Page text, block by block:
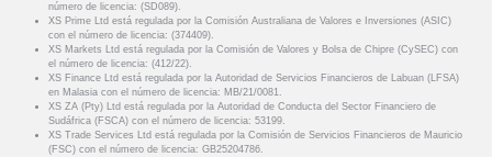
número de licencia: (SD089).
XS Prime Ltd está regulada por la Comisión Australiana de Valores e Inversiones (ASIC)
con el número de licencia: (374409).
XS Markets Ltd está regulada por la Comisión de Valores y Bolsa de Chipre (CySEC) con
el número de licencia: (412/22).
XS Finance Ltd está regulada por la Autoridad de Servicios Financieros de Labuan (LFSA)
en Malasia con el número de licencia: MB/21/0081.
XS ZA (Pty) Ltd está regulada por la Autoridad de Conducta del Sector Financiero de
Sudáfrica (FSCA) con el número de licencia: 53199.
XS Trade Services Ltd está regulada por la Comisión de Servicios Financieros de Mauricio
(FSC) con el número de licencia: GB25204786.